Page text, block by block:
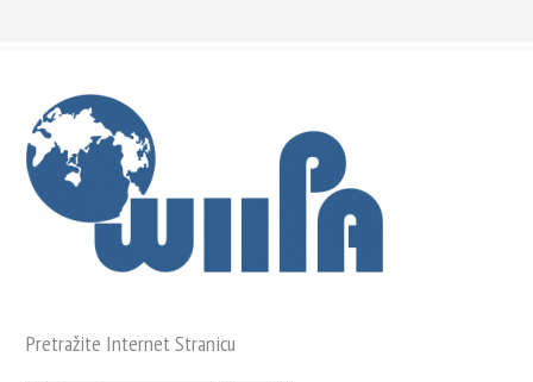
Pretražite Internet Stranicu